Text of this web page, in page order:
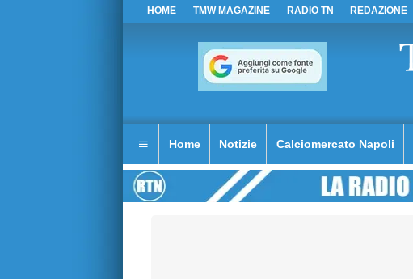
HOME TMW MAGAZINE RADIO TN REDAZIONE
Home Notizie Calciomercato Napoli